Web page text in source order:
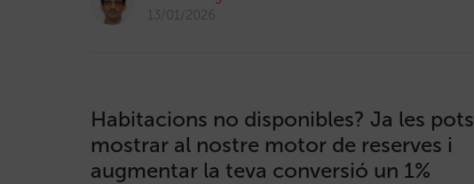
13/01/2026
Habitacions no disponibles? Ja les pots
mostrar al nostre motor de reserves i
augmentar la teva conversió un 1%